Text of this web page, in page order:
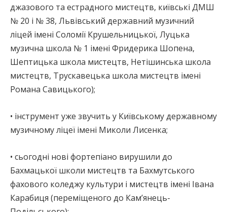
джазового та естрадного мистецтв, київські ДМШ
№ 20 і № 38, Львівський державний музичний
ліцей імені Соломії Крушельницької, Луцька
музична школа № 1 імені Фридерика Шопена,
Шептицька школа мистецтв, Нетішинська школа
мистецтв, Трускавецька школа мистецтв імені
Романа Савицького);
• інструмент уже звучить у Київському державному
музичному ліцеї імені Миколи Лисенка;
• сьогодні нові фортепіано вирушили до
Бахмацької школи мистецтв та Бахмутського
фахового коледжу культури і мистецтв імені Івана
Карабиця (переміщеного до Кам’янець-